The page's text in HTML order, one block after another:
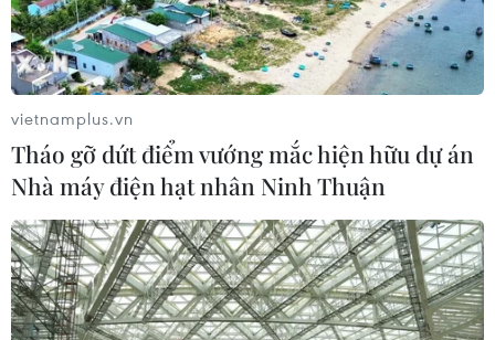
Masterise Homes đồng hành cùng
khách hàng trên toàn quốc với giải
pháp tài chính ưu việt
07/08/2026 08:39
Nhà đầu tư Anh đề xuất siêu dự án Tổ
hợp cảng biển 18 tỷ USD tại Quảng
Ninh
07/08/2026 08:33
vietnamplus.vn
Tháo gỡ dứt điểm vướng mắc hiện hữu dự án
Nhà máy điện hạt nhân Ninh Thuận